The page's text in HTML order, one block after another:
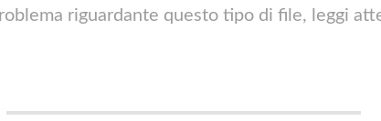
riguardante questo tipo di file, leggi